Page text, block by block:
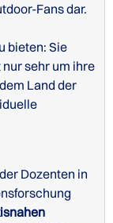
Fans dar.
bieten: Sie
sehr um ihre
Land der
Dozenten in